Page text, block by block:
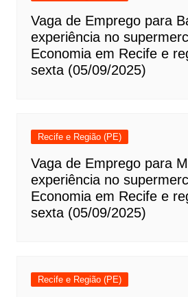
Vaga de Emprego para
experiência no
Economia em Recife e
sexta (05/09/2025)
Recife e Região (PE)
Vaga de Emprego para
experiência no
Economia em Recife e
sexta (05/09/2025)
Recife e Região (PE)